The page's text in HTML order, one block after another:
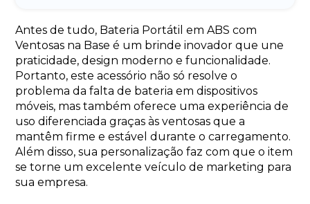
Antes de tudo, Bateria Portátil em ABS com
Ventosas na Base é um brinde inovador que une
praticidade, design moderno e funcionalidade.
Portanto, este acessório não só resolve o
problema da falta de bateria em dispositivos
móveis, mas também oferece uma experiência de
uso diferenciada graças às ventosas que a
mantêm firme e estável durante o carregamento.
Além disso, sua personalização faz com que o item
se torne um excelente veículo de marketing para
sua empresa.